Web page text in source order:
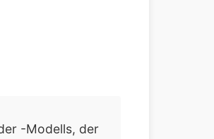
-Modells, der